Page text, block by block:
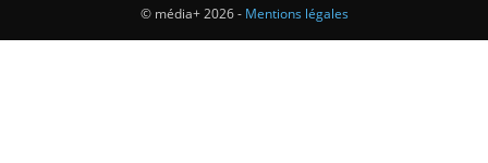
© média+ 2026 - Mentions légales